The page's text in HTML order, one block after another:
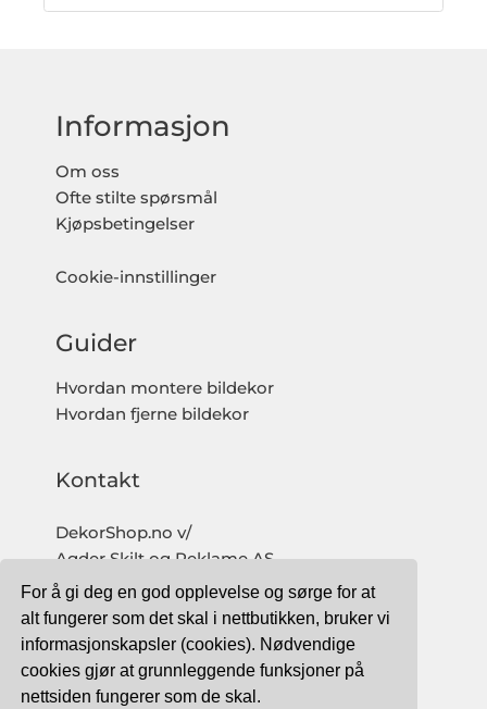
For å gi deg en god opplevelse og sørge for at
alt fungerer som det skal i nettbutikken, bruker vi
informasjonskapsler (cookies). Nødvendige
cookies gjør at grunnleggende funksjoner på
nettsiden fungerer som de skal.
Informasjon
Om oss
Ofte stilte spørsmål
Kjøpsbetingelser
Cookie-innstillinger
Guider
Hvordan montere bildekor
Hvordan fjerne bildekor
Kontakt
DekorShop.no v/
Agder Skilt og Reklame AS
Org. nr: 997 633 016 MVA
salg@dekorshop.no
Tlf: 959 32 123
09.00 - 16.00